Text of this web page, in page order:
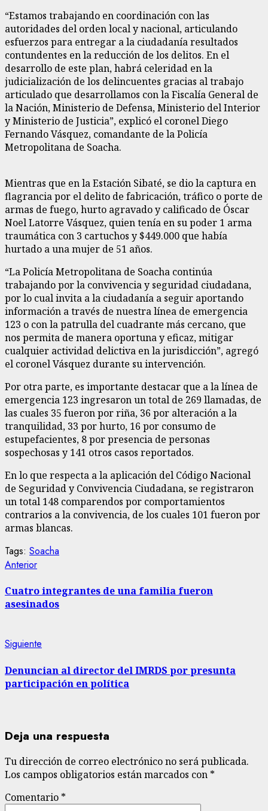
“Estamos trabajando en coordinación con las
autoridades del orden local y nacional, articulando
esfuerzos para entregar a la ciudadanía resultados
contundentes en la reducción de los delitos. En el
desarrollo de este plan, habrá celeridad en la
judicialización de los delincuentes gracias al trabajo
articulado que desarrollamos con la Fiscalía General de
la Nación, Ministerio de Defensa, Ministerio del Interior
y Ministerio de Justicia”, explicó el coronel Diego
Fernando Vásquez, comandante de la Policía
Metropolitana de Soacha.
Mientras que en la Estación Sibaté, se dio la captura en
flagrancia por el delito de fabricación, tráfico o porte de
armas de fuego, hurto agravado y calificado de Óscar
Noel Latorre Vásquez, quien tenía en su poder 1 arma
traumática con 3 cartuchos y $449.000 que había
hurtado a una mujer de 51 años.
“La Policía Metropolitana de Soacha continúa
trabajando por la convivencia y seguridad ciudadana,
por lo cual invita a la ciudadanía a seguir aportando
información a través de nuestra línea de emergencia
123 o con la patrulla del cuadrante más cercano, que
nos permita de manera oportuna y eficaz, mitigar
cualquier actividad delictiva en la jurisdicción”, agregó
el coronel Vásquez durante su intervención.
Por otra parte, es importante destacar que a la línea de
emergencia 123 ingresaron un total de 269 llamadas, de
las cuales 35 fueron por riña, 36 por alteración a la
tranquilidad, 33 por hurto, 16 por consumo de
estupefacientes, 8 por presencia de personas
sospechosas y 141 otros casos reportados.
En lo que respecta a la aplicación del Código Nacional
de Seguridad y Convivencia Ciudadana, se registraron
un total 148 comparendos por comportamientos
contrarios a la convivencia, de los cuales 101 fueron por
armas blancas.
Tags: Soacha
Sigue
leyendo
AnteriorEntrada
Cuatro integrantes de una familia fueron
asesinados
Siguiente
Denuncian al director del IMRDS por presunta
participación en política
Deja una respuesta
Tu dirección de correo electrónico no será publicada.
Los campos obligatorios están marcados con *
Comentario *